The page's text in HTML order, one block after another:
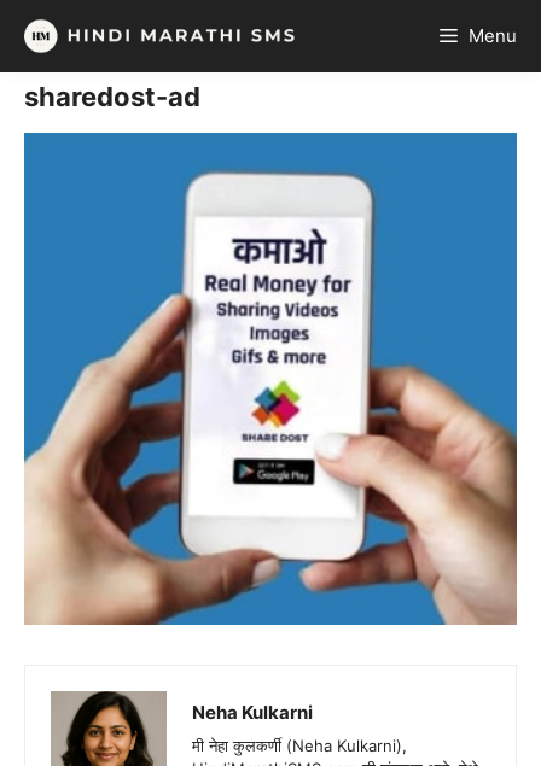
Skip
content
Menu
sharedost-ad
Neha Kulkarni
मी नेहा कुलकर्णी (Neha Kulkarni),